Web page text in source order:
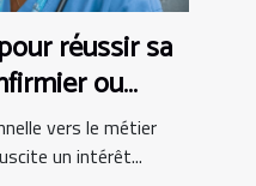
réussir sa
ou
vers le métier
un intérêt...